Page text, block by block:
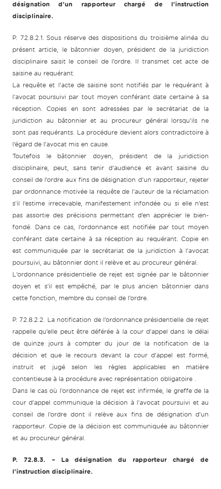
désignation d’un rapporteur chargé de l’instruction
disciplinaire.
P. 72.8.2.1. Sous réserve des dispositions du troisième alinéa du
présent article, le bâtonnier doyen, président de la juridiction
disciplinaire saisit le conseil de l’ordre. Il transmet cet acte de
saisine au requérant.
La requête et l’acte de saisine sont notifiés par le requérant à
l’avocat poursuivi par tout moyen conférant date certaine à sa
réception. Copies en sont adressées par le secrétariat de la
juridiction au bâtonnier et au procureur général lorsqu’ils ne
sont pas requérants. La procédure devient alors contradictoire à
l’égard de l’avocat mis en cause.
Toutefois le bâtonnier doyen, président de la juridiction
disciplinaire, peut, sans tenir d’audience et avant saisine du
conseil de l’ordre aux fins de désignation d’un rapporteur, rejeter
par ordonnance motivée la requête de l’auteur de la réclamation
s’il l’estime irrecevable, manifestement infondée ou si elle n’est
pas assortie des précisions permettant d’en apprécier le bien-
fondé. Dans ce cas, l’ordonnance est notifiée par tout moyen
conférant date certaine à sa réception au requérant. Copie en
est communiquée par le secrétariat de la juridiction à l’avocat
poursuivi, au bâtonnier dont il relève et au procureur général.
L’ordonnance présidentielle de rejet est signée par le bâtonnier
doyen et s’il est empêché, par le plus ancien bâtonnier dans
cette fonction, membre du conseil de l’ordre.
P. 72.8.2.2. La notification de l’ordonnance présidentielle de rejet
rappelle qu’elle peut être déférée à la cour d’appel dans le délai
de quinze jours à compter du jour de la notification de la
décision et que le recours devant la cour d’appel est formé,
instruit et jugé selon les règles applicables en matière
contentieuse à la procédure avec représentation obligatoire .
Dans le cas où l’ordonnance de rejet est infirmée, le greffe de la
cour d’appel communique la décision à l’avocat poursuivi et au
conseil de l’ordre dont il relève aux fins de désignation d’un
rapporteur. Copie de la décision est communiquée au bâtonnier
et au procureur général.
P. 72.8.3. – La désignation du rapporteur chargé de
l’instruction disciplinaire.